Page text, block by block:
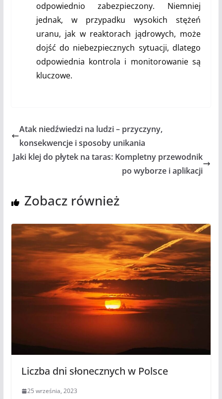
odpowiednio zabezpieczony. Niemniej
jednak, w przypadku wysokich stężeń
uranu, jak w reaktorach jądrowych, może
dojść do niebezpiecznych sytuacji, dlatego
odpowiednia kontrola i monitorowanie są
kluczowe.
Atak niedźwiedzi na ludzi – przyczyny,
konsekwencje i sposoby unikania
Jaki klej do płytek na taras: Kompletny przewodnik
po wyborze i aplikacji
Zobacz również
Liczba dni słonecznych w Polsce
25 września, 2023